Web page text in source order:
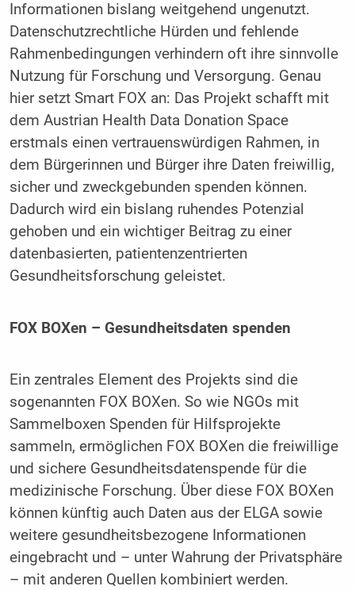
Informationen bislang weitgehend ungenutzt.
Datenschutzrechtliche Hürden und fehlende
Rahmenbedingungen verhindern oft ihre sinnvolle
Nutzung für Forschung und Versorgung. Genau
hier setzt Smart FOX an: Das Projekt schafft mit
dem Austrian Health Data Donation Space
erstmals einen vertrauenswürdigen Rahmen, in
dem Bürgerinnen und Bürger ihre Daten freiwillig,
sicher und zweckgebunden spenden können.
Dadurch wird ein bislang ruhendes Potenzial
gehoben und ein wichtiger Beitrag zu einer
datenbasierten, patientenzentrierten
Gesundheitsforschung geleistet.
FOX BOXen – Gesundheitsdaten spenden
Ein zentrales Element des Projekts sind die
sogenannten FOX BOXen. So wie NGOs mit
Sammelboxen Spenden für Hilfsprojekte
sammeln, ermöglichen FOX BOXen die freiwillige
und sichere Gesundheitsdatenspende für die
medizinische Forschung. Über diese FOX BOXen
können künftig auch Daten aus der ELGA sowie
weitere gesundheitsbezogene Informationen
eingebracht und – unter Wahrung der Privatsphäre
– mit anderen Quellen kombiniert werden.